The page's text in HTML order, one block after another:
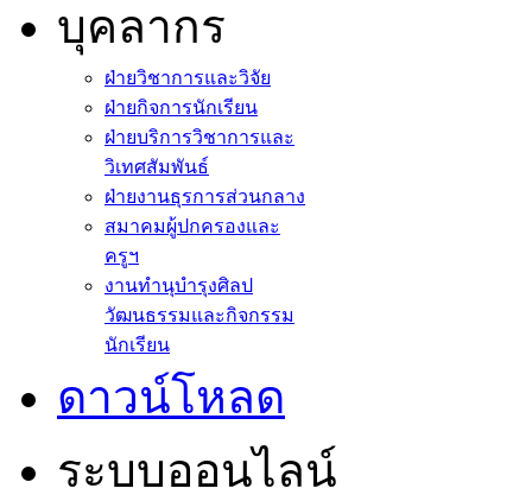
บุคลากร
ฝ่ายวิชาการและวิจัย
ฝ่ายกิจการนักเรียน
ฝ่ายบริการวิชาการและ
วิเทศสัมพันธ์
ฝ่ายงานธุรการส่วนกลาง
สมาคมผู้ปกครองและ
ครูฯ
งานทำนุบำรุงศิลป
วัฒนธรรมและกิจกรรม
นักเรียน
ดาวน์โหลด
ระบบออนไลน์